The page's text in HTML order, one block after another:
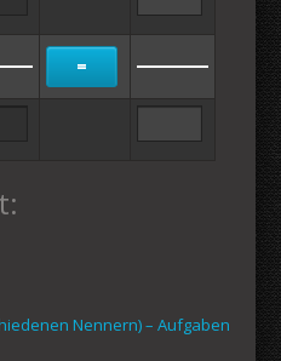
Nennern) – Aufgaben